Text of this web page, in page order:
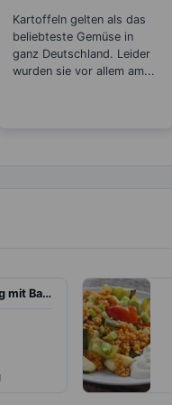
oder machen sie
dick?
Kartoffeln gelten als das
beliebteste Gemüse in
ganz Deutschland. Leider
wurden sie vor allem am...
Chiasamenpudding mit Banane, Trauben und Blaubeeren